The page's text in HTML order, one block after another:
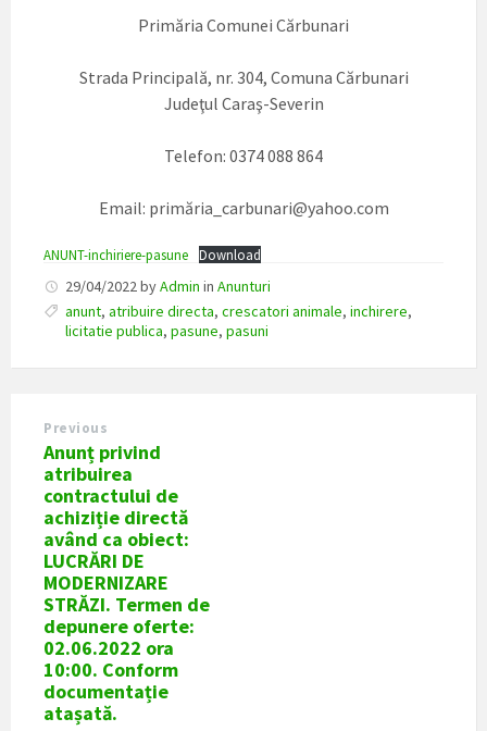
Primăria Comunei Cărbunari
Strada Principală, nr. 304, Comuna Cărbunari
Judeţul Caraş-Severin
Telefon: 0374 088 864
Email: primăria_carbunari@yahoo.com
ANUNT-inchiriere-pasune Download
29/04/2022byAdmin in Anunturi
anunt, atribuire directa, crescatori animale, inchirere,
licitatie publica, pasune, pasuni
Previous
Anunț privind
atribuirea
contractului de
achiziție directă
având ca obiect:
LUCRĂRI DE
MODERNIZARE
STRĂZI. Termen de
depunere oferte:
02.06.2022 ora
10:00. Conform
documentație
atașată.